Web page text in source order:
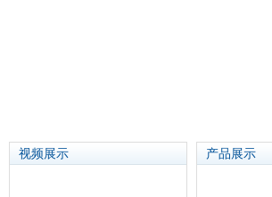
视频展示 产品展示